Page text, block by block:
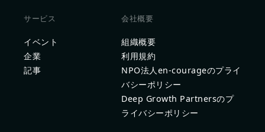
サービス
イベント
企業
記事
会社概要
組織概要
利用規約
NPO法人en-courageのプライ
バシーポリシー
Deep Growth Partnersのプ
ライバシーポリシー